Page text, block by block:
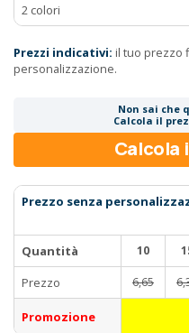
2 colori
Prezzi indicativi: il tuo prezzo
personalizzazione.
Non sai che
Calcola il
Calcola
Prezzo senza
Quantità
10
Prezzo 6,65
Promozione